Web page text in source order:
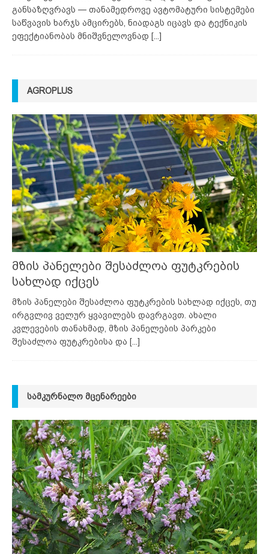
განსაზღვრავს — თანამედროვე ავტომატური სისტემები
საწვავის ხარჯს ამცირებს, ნიადაგს იცავს და ტექნიკის
ეფექტიანობას მნიშვნელოვნად [...]
AGROPLUS
მზის პანელები შესაძლოა ფუტკრების
სახლად იქცეს
მზის პანელები შესაძლოა ფუტკრების სახლად იქცეს, თუ
ირგვლივ ველურ ყვავილებს დავრგავთ. ახალი
კვლევების თანახმად, მზის პანელების პარკები
შესაძლოა ფუტკრებისა და [...]
ᲡᲐᲛᲙᲣᲠᲜᲐᲚᲝ ᲛᲪᲔᲜᲐᲠᲔᲔᲑᲘ